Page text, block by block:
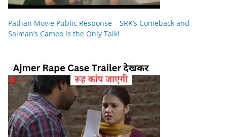
Pathan Movie Public Response – SRK’s Comeback and
Salman’s Cameo is the Only Talk!